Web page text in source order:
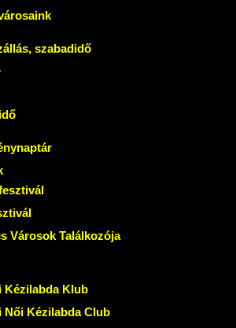
szabadidő
Városok Találkozója
Kézilabda Klub
Női Kézilabda Club